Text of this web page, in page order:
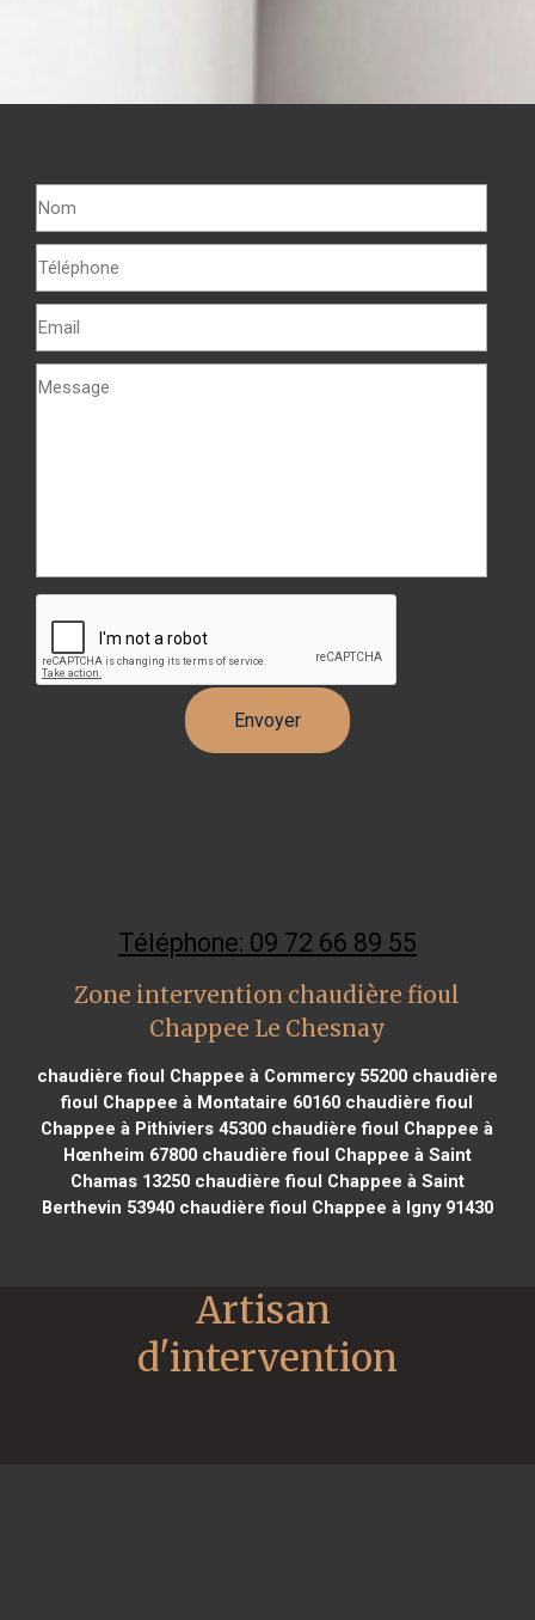
Téléphone: 09 72 66 89 55
Zone intervention chaudière fioul
Chappee Le Chesnay
chaudière fioul Chappee à Commercy 55200chaudière
fioul Chappee à Montataire 60160 chaudière fioul
Chappee à Pithiviers 45300 chaudière fioul Chappee à
Hœnheim 67800chaudière fioul Chappee à Saint
Chamas 13250chaudière fioul Chappee à Saint
Berthevin 53940chaudière fioul Chappee à Igny 91430
Artisan
d'intervention